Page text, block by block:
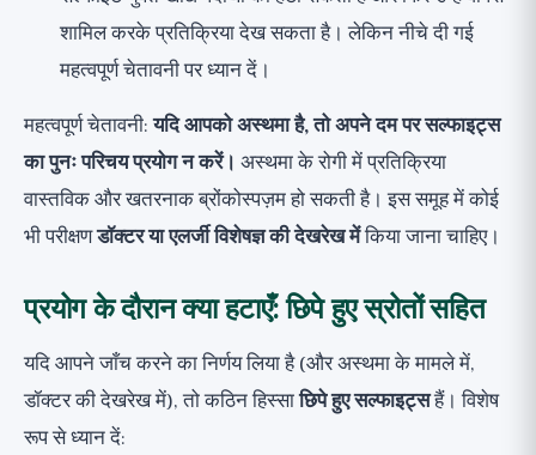
शामिल करके प्रतिक्रिया देख सकता है। लेकिन नीचे दी गई
महत्वपूर्ण चेतावनी पर ध्यान दें।
महत्वपूर्ण चेतावनी:यदि आपको अस्थमा है, तो अपने दम पर सल्फाइट्स
का पुनः परिचय प्रयोग न करें। अस्थमा के रोगी में प्रतिक्रिया
वास्तविक और खतरनाक ब्रोंकोस्पज़म हो सकती है। इस समूह में कोई
भी परीक्षणडॉक्टर या एलर्जी विशेषज्ञ की देखरेख मेंकिया जाना चाहिए।
प्रयोग के दौरान क्या हटाएँ: छिपे हुए स्रोतों सहित
यदि आपने जाँच करने का निर्णय लिया है (और अस्थमा के मामले में,
डॉक्टर की देखरेख में), तो कठिन हिस्साछिपे हुए सल्फाइट्सहैं। विशेष
रूप से ध्यान दें: